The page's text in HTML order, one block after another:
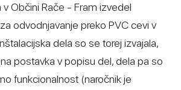
v Občini Rače - Fram izvedel
odvodnjavanje preko PVC cevi v
dela so se torej izvajala,
postavka v popisu del, dela pa so
funkcionalnost (naročnik je